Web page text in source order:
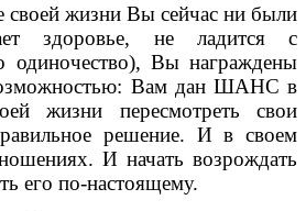
жизни Вы сейчас ни были
здоровье, не ладится с
одиночество), Вы награждены
Вам дан ШАНС в
жизни пересмотреть свои
решение. И в своем
И начать возрождать
его по-настоящему.